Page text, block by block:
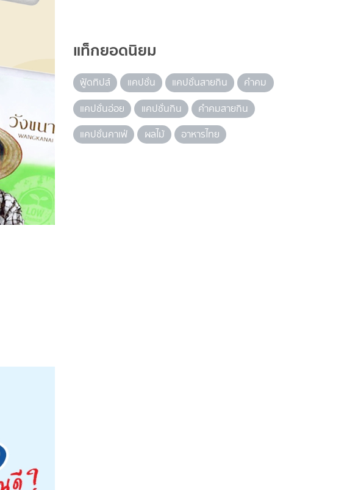
แท็กยอดนิยม
ฟู้ดทิปส์ แคปชั่น แคปชั่นสายกิน
คำคม
แคปชั่นอ่อย
แคปชั่นกิน
คำคมสายกิน
แคปชั่นคาเฟ่
ผลไม้ อาหารไทย